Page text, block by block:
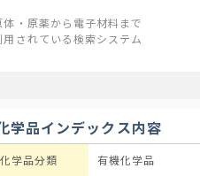
体・原薬から電子材料まで
用されている検索システム
学品インデックス内容
化学品分類 有機化学品